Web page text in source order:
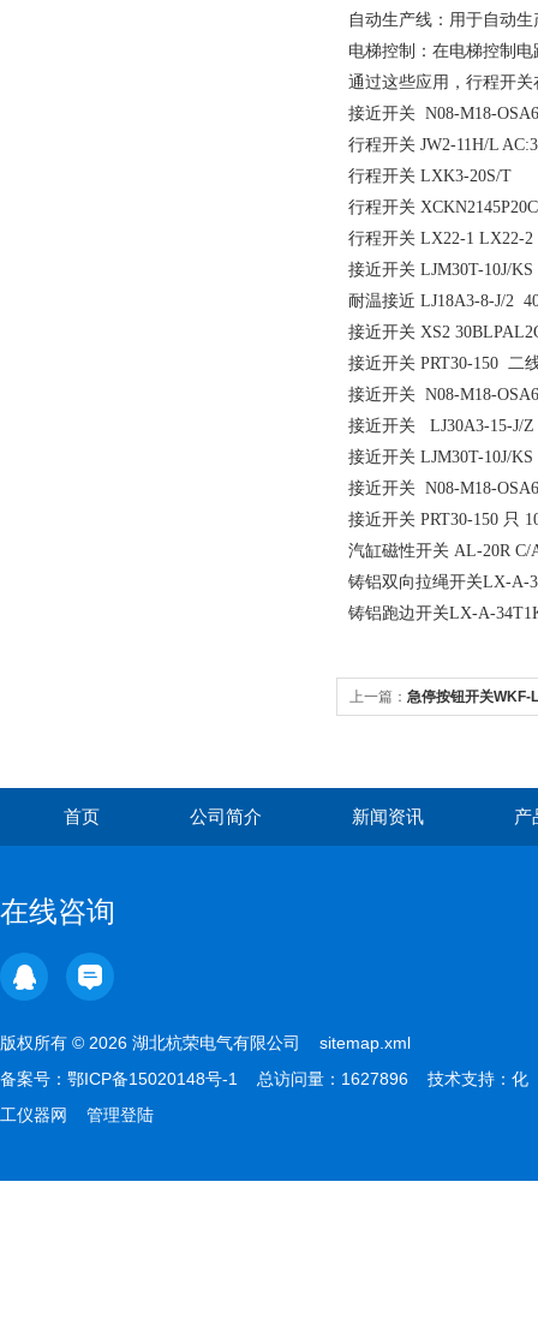
自动生产线‌：用于自动
电梯控制‌：在电梯控制
通过这些应用，行程开
接近开关 N08-M18-
行程开关 JW2-11H/L
行程开关 LXK3-20S/T
行程开关 XCKN2145P20C
行程开关 LX22-1 LX22-2
接近开关 LJM30T-10J/
耐温接近 LJ18A3-8-J/2
接近开关 XS2
接近开关 PRT30-150 二
接近开关 N08-M18-
接近开关 LJ30A3-15-J/
接近开关 LJM30T-10J/KS
接近开关 N08-M18-
接近开关 PRT30-150 只
汽缸磁性开关 AL-20R
铸铝双向拉绳开关LX-A-
铸铝跑边开关LX-A-
上一篇： 急停按钮开关
首页 公司简介 新闻资讯 产
在线咨询
版权所有 © 2026 湖北杭荣电气有限公司 sitemap.xml
备案号： 鄂ICP备15020148号-1 总访问量：1627896 技术支持： 化
工仪器网
管理登陆